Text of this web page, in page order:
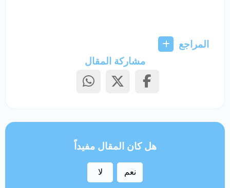
المراجع
مشاركة المقال
هل كان المقال مفيداً
نعم لا